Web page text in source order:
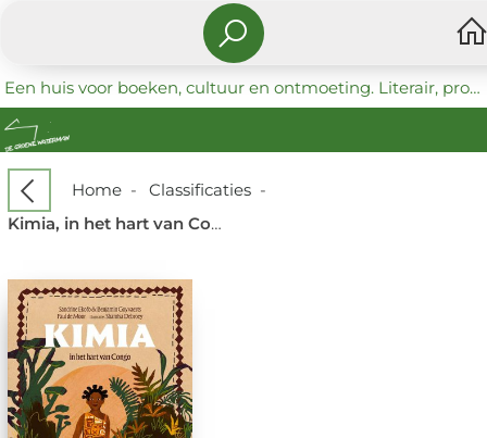
Een huis voor boeken, cultuur en ontmoeting. Literair, progressief en coöperatief.
Home- Classificaties-
Kimia, in het hart van Congo